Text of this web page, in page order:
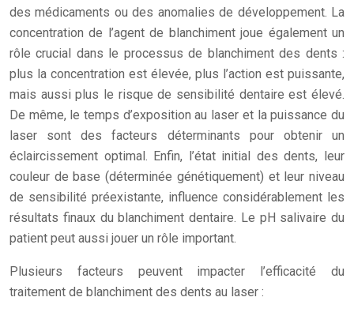
des médicaments ou des anomalies de développement. La
concentration de l’agent de blanchiment joue également un
rôle crucial dans le processus de blanchiment des dents :
plus la concentration est élevée, plus l’action est puissante,
mais aussi plus le risque de sensibilité dentaire est élevé.
De même, le temps d’exposition au laser et la puissance du
laser sont des facteurs déterminants pour obtenir un
éclaircissement optimal. Enfin, l’état initial des dents, leur
couleur de base (déterminée génétiquement) et leur niveau
de sensibilité préexistante, influence considérablement les
résultats finaux du blanchiment dentaire. Le pH salivaire du
patient peut aussi jouer un rôle important.
Plusieurs facteurs peuvent impacter l’efficacité du
traitement de blanchiment des dents au laser :